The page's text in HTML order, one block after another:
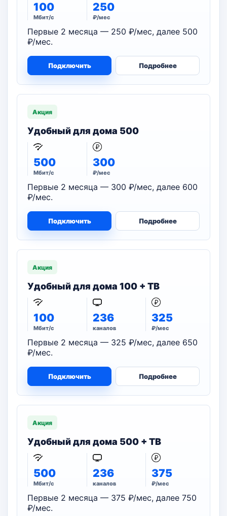
100
Мбит/с
250
₽/мес
Первые 2 месяца — 250 ₽/мес, далее 500
₽/мес.
Подключить Подробнее
Акция
Удобный для дома 500
500
Мбит/с
300
₽/мес
Первые 2 месяца — 300 ₽/мес, далее 600
₽/мес.
Подключить Подробнее
Акция
Удобный для дома 100 + ТВ
100
Мбит/с
236
каналов
325
₽/мес
Первые 2 месяца — 325 ₽/мес, далее 650
₽/мес.
Подключить Подробнее
Акция
Удобный для дома 500 + ТВ
500
Мбит/с
236
каналов
375
₽/мес
Первые 2 месяца — 375 ₽/мес, далее 750
₽/мес.